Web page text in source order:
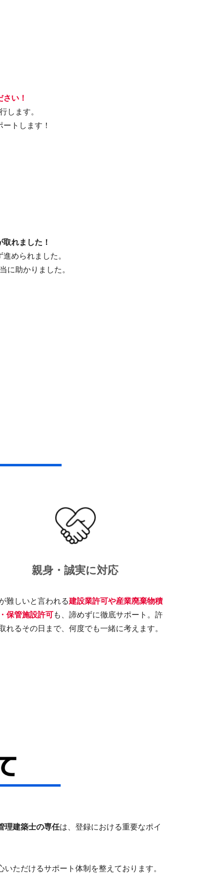
い！
します。
トします！
れました！
められました。
に助かりました。
親身・ 誠実に対応
難しいと言われる建設業許可や産業廃棄物積
保管施設許可も、諦めずに徹底サポート。許
れるその日まで、何度でも一緒に考えます。
理建築士の専任は、登録における重要なポイ
ただけるサポート体制を整えております。